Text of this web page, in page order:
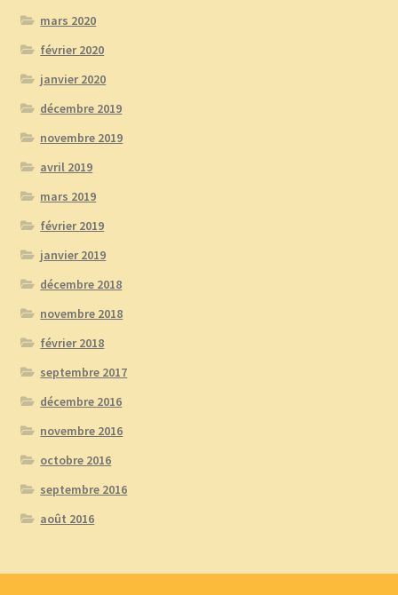
mars 2020
février 2020
janvier 2020
décembre 2019
novembre 2019
avril 2019
mars 2019
février 2019
janvier 2019
décembre 2018
novembre 2018
février 2018
septembre 2017
décembre 2016
novembre 2016
octobre 2016
septembre 2016
août 2016